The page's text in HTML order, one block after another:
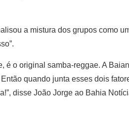
a mistura dos grupos como
é o original samba-reggae. A
quando junta esses dois
disse João Jorge ao Bahia